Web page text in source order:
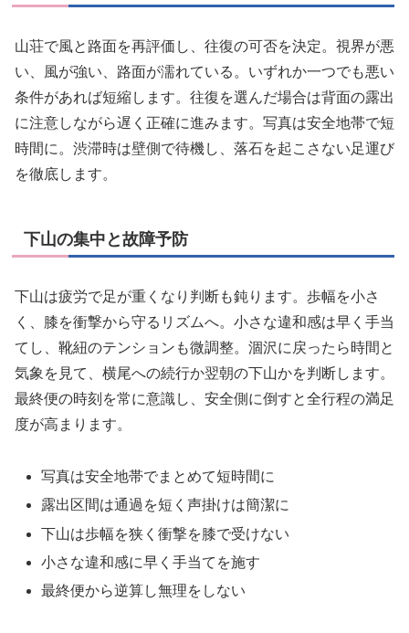
山荘で風と路面を再評価し、往復の可否を決定。視界が悪
い、風が強い、路面が濡れている。いずれか一つでも悪い
条件があれば短縮します。往復を選んだ場合は背面の露出
に注意しながら遅く正確に進みます。写真は安全地帯で短
時間に。渋滞時は壁側で待機し、落石を起こさない足運び
を徹底します。
下山の集中と故障予防
下山は疲労で足が重くなり判断も鈍ります。歩幅を小さ
く、膝を衝撃から守るリズムへ。小さな違和感は早く手当
てし、靴紐のテンションも微調整。涸沢に戻ったら時間と
気象を見て、横尾への続行か翌朝の下山かを判断します。
最終便の時刻を常に意識し、安全側に倒すと全行程の満足
度が高まります。
写真は安全地帯でまとめて短時間に
露出区間は通過を短く声掛けは簡潔に
下山は歩幅を狭く衝撃を膝で受けない
小さな違和感に早く手当てを施す
最終便から逆算し無理をしない